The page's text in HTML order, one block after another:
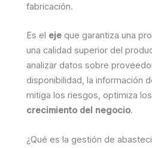
fabricación.
Es el eje que garantiza una
una calidad superior del
analizar datos sobre
disponibilidad, la información
mitiga los riesgos, optimiza
crecimiento del negocio.
¿Qué es la gestión de